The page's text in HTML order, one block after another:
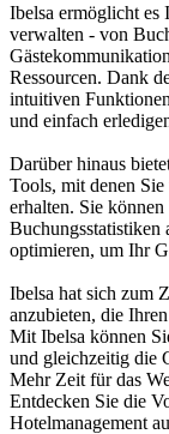
Ibelsa ermöglicht es
verwalten - von
Ressourcen. Dank
intuitiven
und einfach
Darüber hinaus
Tools, mit denen
erhalten. Sie
Buchungsstatistiken
optimieren, um Ihr
Ibelsa hat sich zum
anzubieten, die
Mit Ibelsa können
und gleichzeitig die
Mehr Zeit für das
Entdecken Sie die
Hotelmanagement